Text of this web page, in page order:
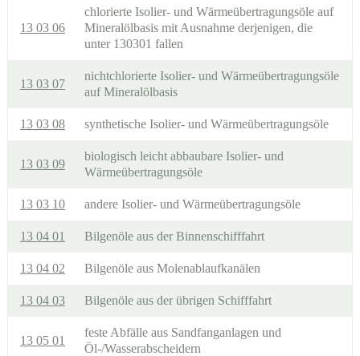
13 03 06
chlorierte Isolier- und Wärmeübertragungsöle auf
Mineralölbasis mit Ausnahme derjenigen, die
unter 130301 fallen
13 03 07
nichtchlorierte Isolier- und Wärmeübertragungsöle
auf Mineralölbasis
13 03 08 synthetische Isolier- und Wärmeübertragungsöle
13 03 09
biologisch leicht abbaubare Isolier- und
Wärmeübertragungsöle
13 03 10 andere Isolier- und Wärmeübertragungsöle
13 04 01 Bilgenöle aus der Binnenschifffahrt
13 04 02 Bilgenöle aus Molenablaufkanälen
13 04 03 Bilgenöle aus der übrigen Schifffahrt
13 05 01
feste Abfälle aus Sandfanganlagen und
Öl-/Wasserabscheidern